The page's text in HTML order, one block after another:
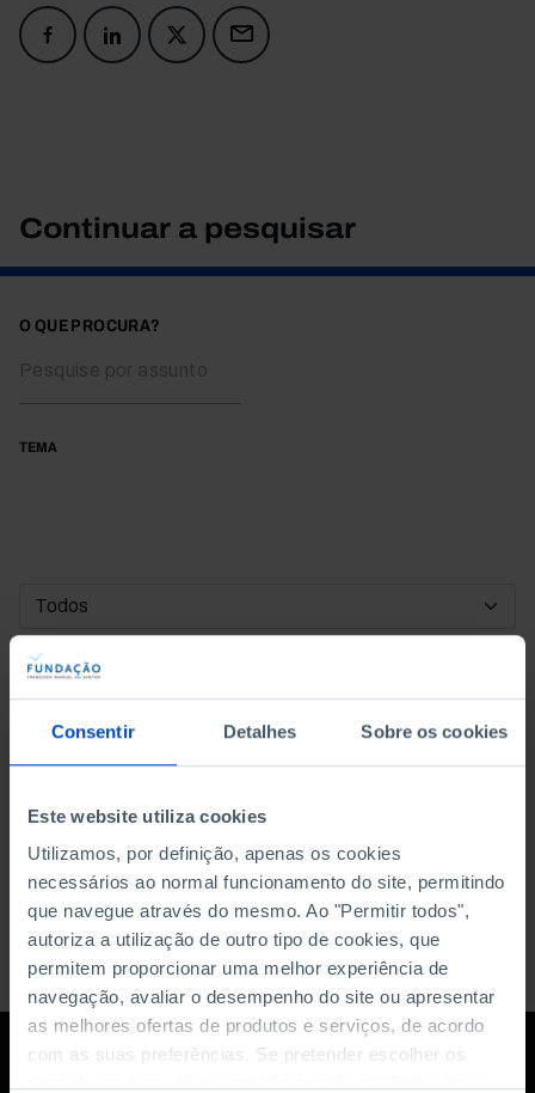
Consentir Detalhes Sobre os cookies
Este website utiliza cookies
Utilizamos, por definição, apenas os cookies
necessários ao normal funcionamento do site, permitindo
que navegue através do mesmo. Ao "Permitir todos",
autoriza a utilização de outro tipo de cookies, que
permitem proporcionar uma melhor experiência de
navegação, avaliar o desempenho do site ou apresentar
as melhores ofertas de produtos e serviços, de acordo
com as suas preferências. Se pretender escolher os
Continuar a pesquisar
O QUE PROCURA?
TEMA
DATA DE INÍCIO
DATA DE FIM